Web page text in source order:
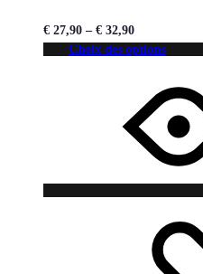
€ 27,90 – € 32,90
Choix des options